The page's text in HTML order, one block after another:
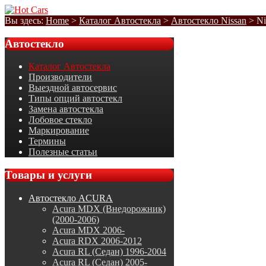
Вы здесь: Home > Каталог Автостекла > Автостекло Nissan >
Автостекло
Каталог Автостекла
Производители
Выездной автосервис
Типы опций автостекл
Замена автостекла
Лобовое стекло
Маркирование
Термины
Полезные статьи
Товарыи услуги
Автостекло ACURA
Acura MDX (Внедорожник)
(2000-2006)
Acura MDX 2006-
Acura RDX 2006-2012
Acura RL (Седан) 1996-2004
Acura RL (Седан) 2005-